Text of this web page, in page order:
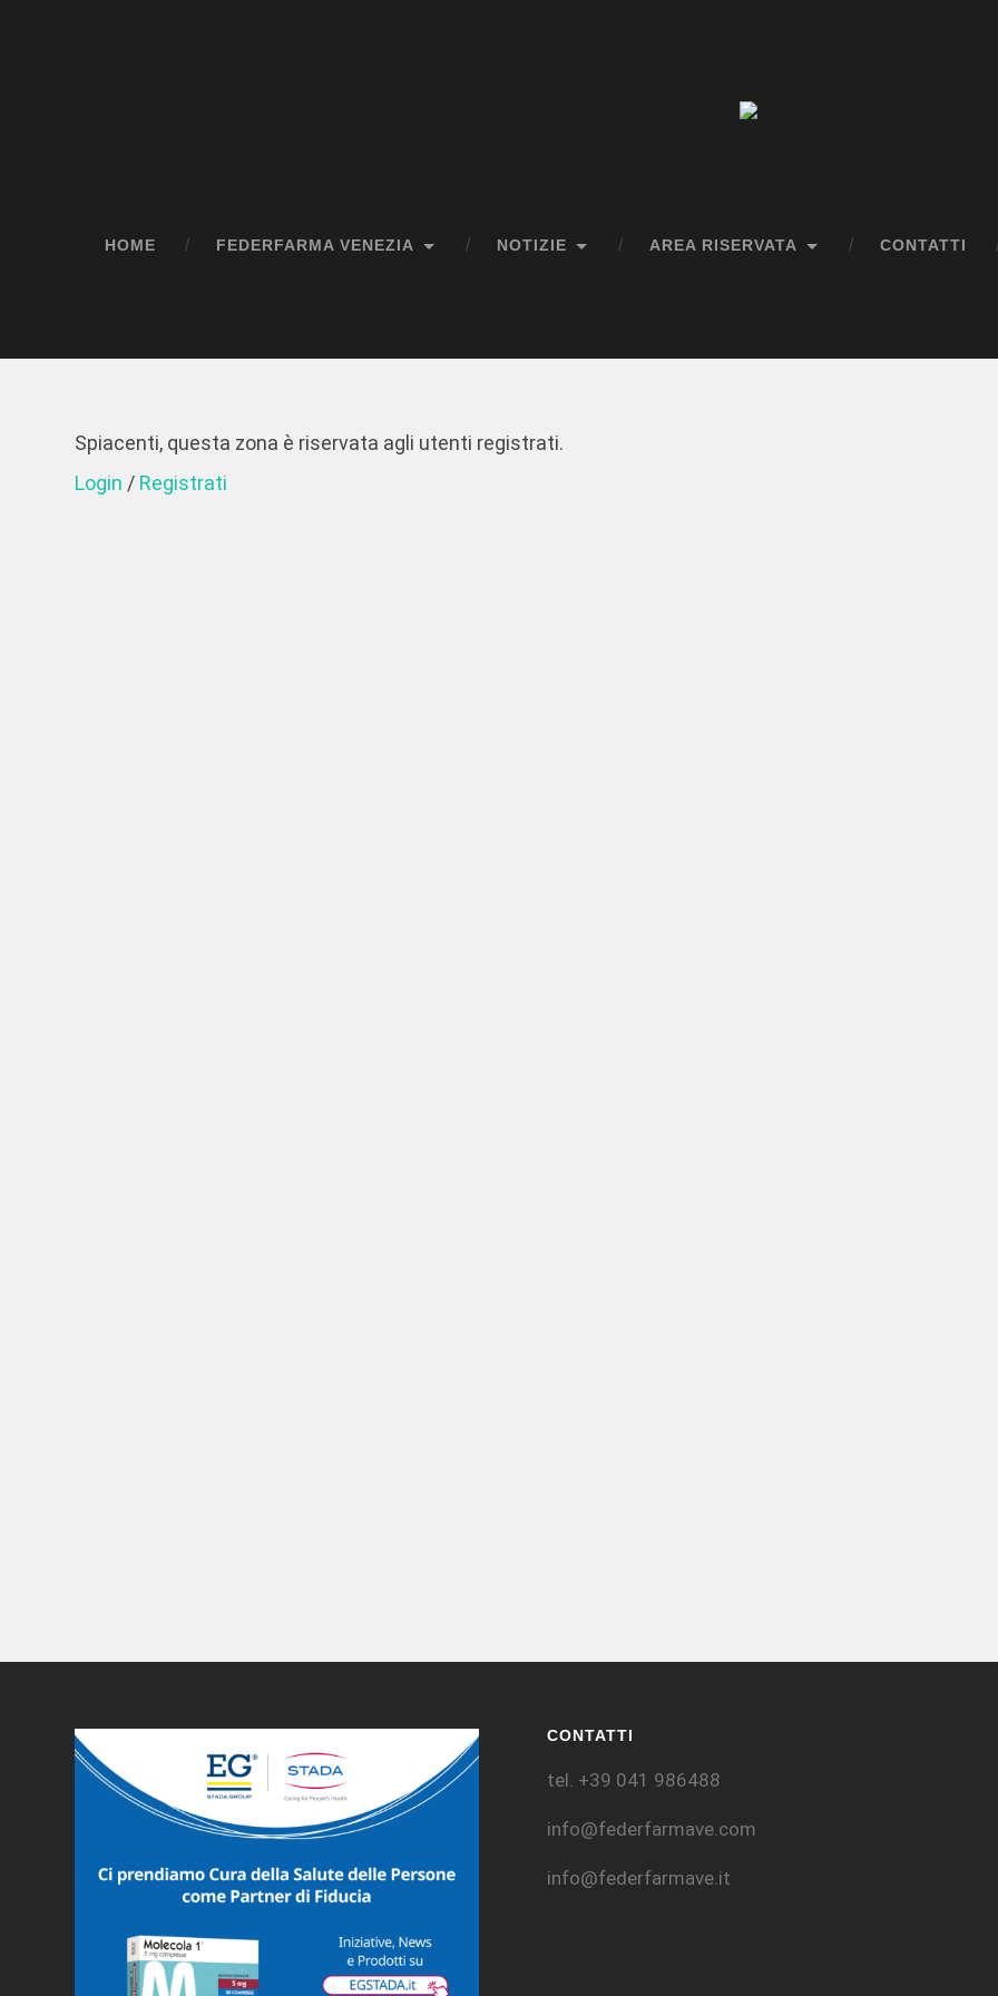
HOME FEDERFARMA VENEZIA NOTIZIE AREA RISERVATA CONTATTI
Spiacenti, questa zona è riservata agli utenti registrati.
Login / Registrati
CONTATTI
tel. +39 041 986488
info@federfarmave.com
info@federfarmave.it